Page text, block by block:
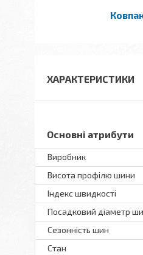
ХАРАКТЕРИСТИКИ
Основні атрибути
Виробник
Висота профілю шини
Індекс швидкості
Посадковий діаметр
Сезонність шин
Стан